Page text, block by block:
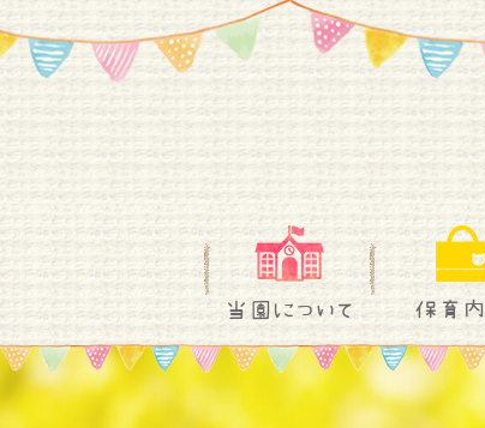
当園について 保育